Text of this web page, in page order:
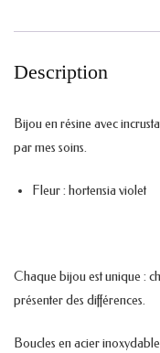
Description
Bijou en résine avec
par mes soins.
Fleur : hortensia violet
Chaque bijou est unique :
présenter des différences.
Boucles en acier